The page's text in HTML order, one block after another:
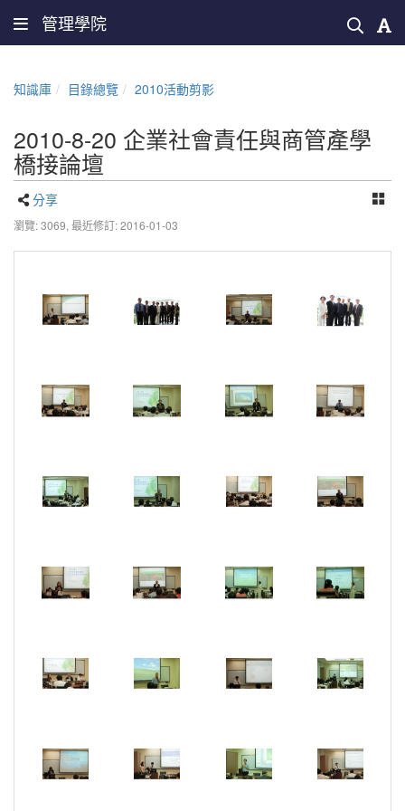
管理學院
知識庫 目錄總覽 2010活動剪影
2010-8-20 企業社會責任與商管產學
橋接論壇
分享
瀏覽: 3069, 最近修訂: 2016-01-03